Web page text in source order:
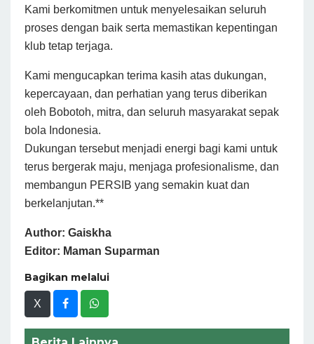
Kami berkomitmen untuk menyelesaikan seluruh
proses dengan baik serta memastikan kepentingan
klub tetap terjaga.
Kami mengucapkan terima kasih atas dukungan,
kepercayaan, dan perhatian yang terus diberikan
oleh Bobotoh, mitra, dan seluruh masyarakat sepak
bola Indonesia.
Dukungan tersebut menjadi energi bagi kami untuk
terus bergerak maju, menjaga profesionalisme, dan
membangun PERSIB yang semakin kuat dan
berkelanjutan.**
Author: Gaiskha
Editor: Maman Suparman
Bagikan melalui
X